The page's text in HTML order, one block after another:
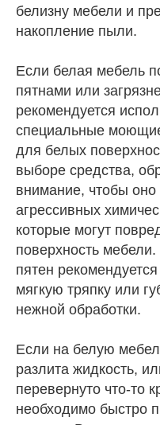
белизну мебели и
накопление пыли.
Если белая мебель
пятнами или
рекомендуется
специальные
для белых
выборе средства,
внимание, чтобы
агрессивных
которые могут
поверхность
пятен
мягкую тряпку или
нежной обработки.
Если на белую
разлита жидкость,
перевернуто что-то
необходимо быстро